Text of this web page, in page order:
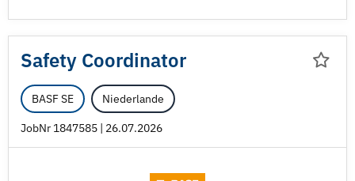
Safety Coordinator
BASF SE Niederlande
JobNr 1847585 | 26.07.2026